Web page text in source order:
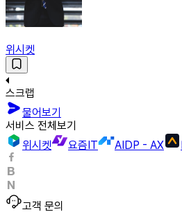
위시켓
스크랩
물어보기
서비스 전체보기
위시켓
요즘IT AIDP - AX
고객 문의